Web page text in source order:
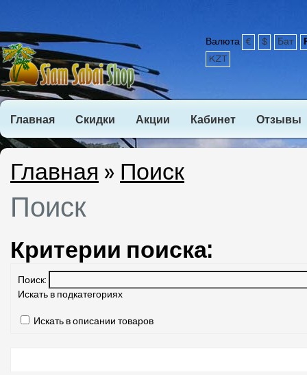
Валюта € $ Бат
KZT
Главная Скидки Акции Кабинет Отзывы
Главная » Поиск
Поиск
Критерии поиска:
Поиск:
Искать в подкатегориях
Искать в описании товаров